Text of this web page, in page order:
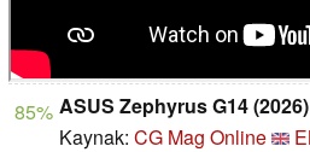
85% ASUS Zephyrus G14
Kaynak: CG Mag Online